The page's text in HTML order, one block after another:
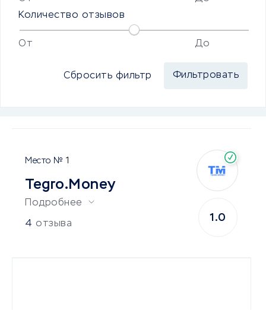
Количество отзывов
От До
Сбросить фильтр
1
Tegro.Money
Подробнее
4 отзыва
1.0